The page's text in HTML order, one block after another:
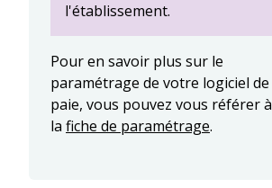
l'établissement.
Pour en savoir plus sur le
paramétrage de votre logiciel de
paie, vous pouvez vous référer à
la fiche de paramétrage.